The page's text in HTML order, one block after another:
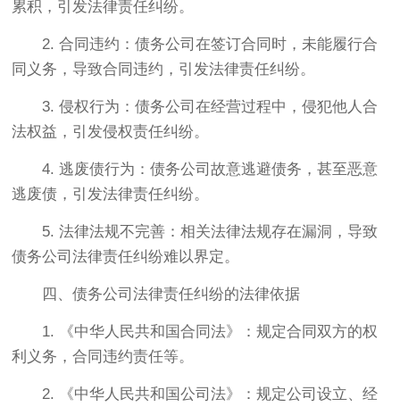
累积，引发法律责任纠纷。
2. 合同违约：债务公司在签订合同时，未能履行合
同义务，导致合同违约，引发法律责任纠纷。
3. 侵权行为：债务公司在经营过程中，侵犯他人合
法权益，引发侵权责任纠纷。
4. 逃废债行为：债务公司故意逃避债务，甚至恶意
逃废债，引发法律责任纠纷。
5. 法律法规不完善：相关法律法规存在漏洞，导致
债务公司法律责任纠纷难以界定。
四、债务公司法律责任纠纷的法律依据
1. 《中华人民共和国合同法》：规定合同双方的权
利义务，合同违约责任等。
2. 《中华人民共和国公司法》：规定公司设立、经